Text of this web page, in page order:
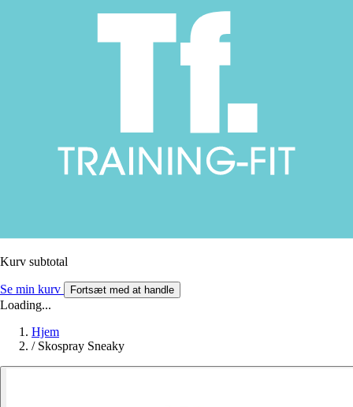
Kurv subtotal
Se min kurv Fortsæt med at handle
Loading...
Hjem
/ Skospray Sneaky